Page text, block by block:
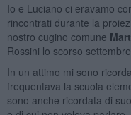
Io e Luciano ci eravamo
rincontrati durante la
nostro cugino comune
Rossini lo scorso
In un attimo mi sono
frequentava la scuola
sono anche ricordata di